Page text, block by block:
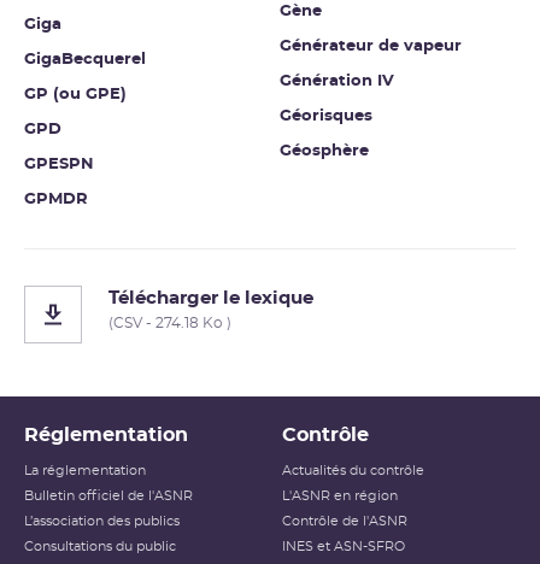
Giga
GigaBecquerel
GP (ou GPE)
GPD
GPESPN
GPMDR
Gène
Générateur de vapeur
Génération IV
Géorisques
Géosphère
Télécharger le lexique
(CSV - 274.18 Ko )
Réglementation
La réglementation
Bulletin officiel de l'ASNR
L’association des publics
Consultations du public
Contrôle
Actualités du contrôle
L'ASNR en région
Contrôle de l'ASNR
INES et ASN-SFRO